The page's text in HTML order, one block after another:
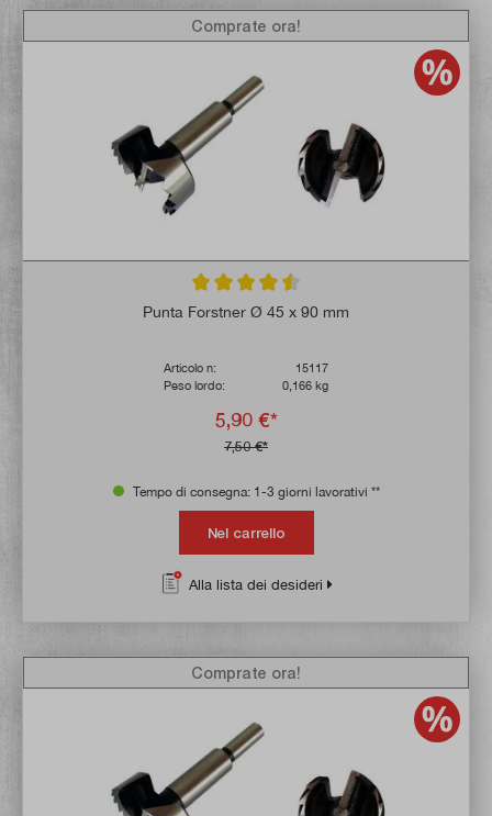
Valutazione media di 4.4 su 5 stelle
Punta Forstner Ø 45 x 90 mm
Articolo n:
15117
Peso lordo:
0,166 kg
5,90 €*
7,50 €*
Comprate ora!
Tempo di consegna: 1-3 giorni lavorativi **
Nel carrello
Alla lista dei desideri
Comprate ora!